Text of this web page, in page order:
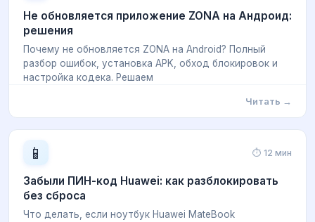
Не обновляется приложение ZONA на Андроид:
решения
Почему не обновляется ZONA на Android? Полный
разбор ошибок, установка APK, обход блокировок и
настройка кодека. Решаем
Читать →
📱 ⏱ 12 мин
Забыли ПИН-код Huawei: как разблокировать
без сброса
Что делать, если ноутбук Huawei MateBook